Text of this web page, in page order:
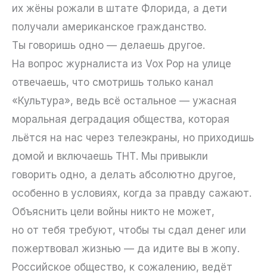
их жёны рожали в штате Флорида, а дети
получали американское гражданство.
Ты говоришь одно — делаешь другое.
На вопрос журналиста из Vox Pop на улице
отвечаешь, что смотришь только канал
«Культура», ведь всё остальное — ужасная
моральная деградация общества, которая
льётся на нас через телеэкраны, но приходишь
домой и включаешь ТНТ. Мы привыкли
говорить одно, а делать абсолютно другое,
особенно в условиях, когда за правду сажают.
Объяснить цели войны никто не может,
но от тебя требуют, чтобы ты сдал денег или
пожертвовал жизнью — да идите вы в жопу.
Российское общество, к сожалению, ведёт